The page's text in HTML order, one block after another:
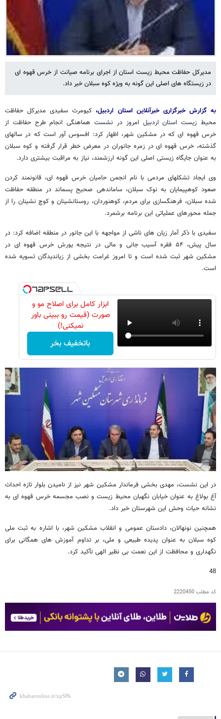
مدیرکل حفاظت محیط زیست استان از اجرای برنامه صیانت از خرس قهوه ای
در زیستگاه های اصلی این گونه به ویژه کوه سبلان خبر داد.
به گزارش خبرگزاری خبرآنلاین استان اردبیل، کیومرث سفیدی مدیرکل حفاظت
محیط زیست استان اردبیل امروز در نشست هماهنگی انجام طرح حفاظت از
خرس قهوه ای که در مشکین شهر، اظهار کرد: افسوس آور است که در سالهای
گذشته، خرس قهوه ای در زمره جانوران در معرض خطر قرار گرفته و کوه سبلان
به عنوان جایگاه زیستی اصلی این گونه ارزشمند، نیاز به مراقبت بیشتری دارد.
وی ایجاد تشکلهای مردمی با نام انجمن حامیان خرس قهوه ای، قانونمند کردن
صعود کوهپیمایان به نوک سبلان، ساماندهی صحیح پسماند در منطقه حفاظت
شده سبلان، فرهنگسازی برای مردم، کوهنوردان، روستانشینان و کوچ نشینان را از
جمله محورهای عملیاتی این برنامه برشمرد.
سفیدی با ذکر آمار زیان های ناشی از مواجهه با این جانور در منطقه اضافه کرد: در
سال پیش، ۵۴ فقره آسیب جانی و مالی در نتیجه یورش خرس قهوه ای در
مشکین شهر ثبت شده است و تا امروز غرامت بخشی از زیاندیدگان تسویه شده
است.
ابزار کامل برای اصلاح مو و
صورت (قیمت رو ببینی باور
نمیکنی!)
باتخفیف بخر
در این نشست، مهدی بخشی فرماندار مشکین شهر نیز از نامیدن بلوار تازه احداث
آغ بولاغ به عنوان خیابان نگهبان محیط زیست و نصب مجسمه خرس قهوه ای به
نشانه حیات وحش این شهرستان خبر داد.
همچنین نونهالان، دادستان عمومی و انقلاب مشکین شهر، با اشاره به ثبت ملی
کوه سبلان به عنوان پدیده طبیعی و ملی، بر تداوم آموزش های همگانی برای
نگهداری و محافظت از این نعمت بی نظیر الهی تأکید کرد.
48
کد مطلب2220450